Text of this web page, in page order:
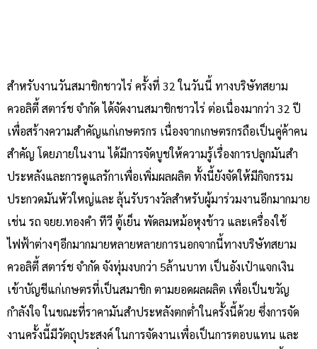
สำหรับงานวันสมาชิกชาวไร่ ครั้งที่ 32 ในวันนี้ ทางบริษัทสยาม
ควอลิตี้ สตาร์ช จำกัด ได้จัดงานสมาชิกชาวไร่ ต่อเนื่องมากว่า 32 ปี
เพื่อสร้างความสำคัญแก่เกษตรกร เนื่องจากเกษตรกรถือเป็นคู่ค้าคน
สำคัญ โดยภายในงาน ได้มีการจัดบูชให้ความรู้เรื่องการปลูกมันสำ
ประหลังและการดูแลรักาเพื่อเพิ่มผลผลิต ทั้งนี้ยังจัดให้มีกิจกรรม
ประกวดมันหัวใหญ่และ ลุ้นรับรางวัลสำหรับผู้มาร่วมงานอีกมากมาย
เช่น รถ จยย.ทองคำ ทีวี ตู้เย็น พัดลมหม้อหุงข้าว และเครื่องใช้
ไฟฟ้าต่างๆอีกมากมายหลายหลายการนอกจากนี้ทางบริษัทสยาม
ควอลิตี้ สตาร์ช จำกัด จังทุ่มงบกว่า 5ล้านบาท เป็นอังเป๋าแจกเงิน
เข้าบัญชีแก่เกษตรที่เป็นสมาชิก ตามยอดผลผลิต เพื่อเป็นขวัญ
กำลังใจ ในขณะที่ราคามันสำประหลังตกต่ำในครั้งนี้ด้วย ซึ่งการจัด
งานครั้งนี้มีวัตถุประสงค์ ในการจัดงานเพื่อเป็นการตอบแทน และ